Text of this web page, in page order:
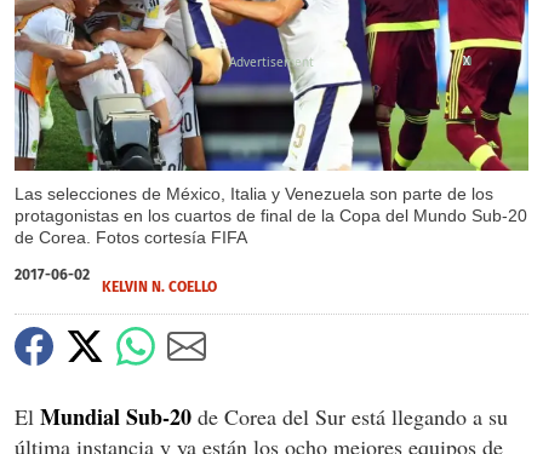
Las selecciones de México, Italia y Venezuela son parte de los
protagonistas en los cuartos de final de la Copa del Mundo Sub-20
de Corea. Fotos cortesía FIFA
X
X
2017-06-02
KELVIN N. COELLO
El Mundial Sub-20 de Corea del Sur está llegando a su
última instancia y ya están los ocho mejores equipos de